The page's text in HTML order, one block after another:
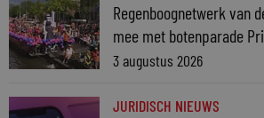
Regenboognetwerk van
mee met botenparade
3 augustus 2026
JURIDISCH NIEUWS